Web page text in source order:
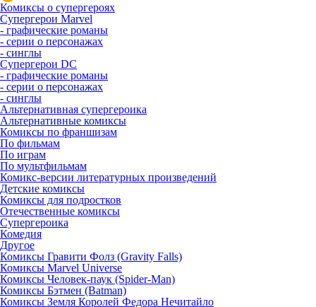
Комиксы о супергероях
Супергерои Marvel
- графические романы
- серии о персонажах
- синглы
Супергерои DC
- графические романы
- серии о персонажах
- синглы
Альтернативная супергероика
Альтернативные комиксы
Комиксы по франшизам
По фильмам
По играм
По мультфильмам
Комикс-версии литературных произведений
Детские комиксы
Комиксы для подростков
Отечественные комиксы
Супергероика
Комедия
Другое
Комиксы Гравити Фолз (Gravity Falls)
Комиксы Marvel Universe
Комиксы Человек-паук (Spider-Man)
Комиксы Бэтмен (Batman)
Комиксы Земля Королей Федора Нечитайло